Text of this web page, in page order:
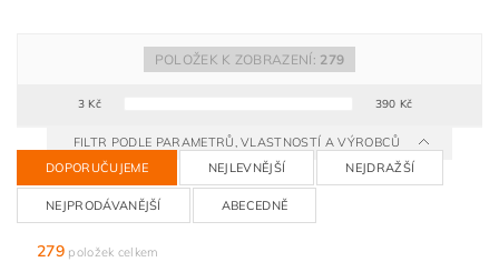
3Kč 390 Kč
POLOŽEK K ZOBRAZENÍ: 279
FILTR PODLE PARAMETRŮ, VLASTNOSTÍ A VÝROBCŮ
DOPORUČUJEME
NEJLEVNĚJŠÍ NEJDRAŽŠÍ
NEJPRODÁVANĚJŠÍ ABECEDNĚ
279položek celkem